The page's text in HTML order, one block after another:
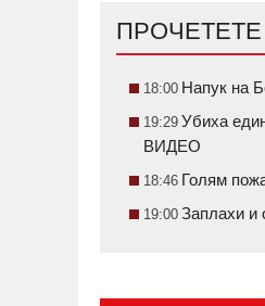
18:00 Напук на
19:29 Убиха
ВИДЕО
18:46 Голям
19:00 Заплахи и